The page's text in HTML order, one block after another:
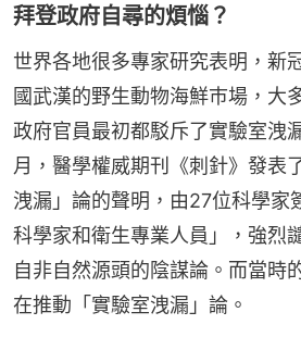
拜登政府自尋的煩惱？
世界各地很多專家研究表明，新
國武漢的野生動物海鮮巿場，大
政府官員最初都駁斥了實驗室洩
月，醫學權威期刊《刺針》發表
洩漏」論的聲明，由27位科學家
科學家和衛生專業人員」，強烈
自非自然源頭的陰謀論。而當時
在推動「實驗室洩漏」論。